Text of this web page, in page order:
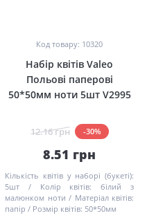
Код товару: 10320
Набір квітів Valeo
Польові паперові
50*50мм ноти 5шт V2995
12.16 грн -30%
8.51 грн
Кількість квітів у наборі (букеті):
5шт
Колір квітів:
білий з
малюнком ноти
Матеріал квітів:
папір
Розмір квітів: 50*50мм